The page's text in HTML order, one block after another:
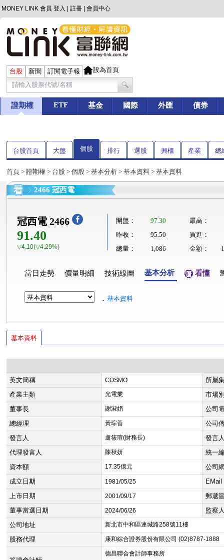
MONEY LINK 會員 登入 註冊 會員中心
台股 新聞 訂閱電子報 設為首頁
證期權 ETF 基金 國際 外匯 債券
台股首頁 大盤 個股 排行 選股 興櫃 產業 總
首頁 > 證期權 > 台股 > 個股 > 基本分析 > 基本資料 > 基本資料
2466 冠西電
冠西電 2466
91.40
▽4.10(▽4.29%)
開盤： 97.30
最高：
昨收：
95.50
買進：
總量：
1,086 金額：
當日走勢 價量明細 技術線圖 基本分析 看懂
． 基本資料
基本資料
英文簡稱 COSMO
所屬
產業主類
光電業
市場
董事長
謝淑娟
公司
總經理
黃琮善
公司
發言人
盧筱瑄(財務長)
發言
代理發言人
陳秋妍
統一
資本額
17.35億元
公司
成立日期
1981/05/25
EMail
上市日期
2001/09/17
郵遞
董事當選日期
2024/06/26
監察
公司地址
新北市中和區連城路258號11樓
股務代理 康和綜合證券股份有限公司 (02)8787-1888
德昌聯合會計師事務所